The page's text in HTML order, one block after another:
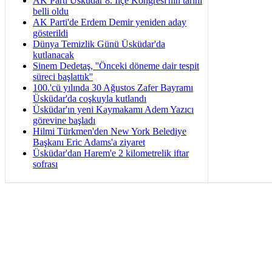
belli oldu
AK Parti'de Erdem Demir yeniden aday
gösterildi
Dünya Temizlik Günü Üsküdar'da
kutlanacak
Sinem Dedetaş, ''Önceki döneme dair tespit
süreci başlattık''
100.'cü yılında 30 Ağustos Zafer Bayramı
Üsküdar'da coşkuyla kutlandı
Üsküdar'ın yeni Kaymakamı Adem Yazıcı
görevine başladı
Hilmi Türkmen'den New York Belediye
Başkanı Eric Adams'a ziyaret
Üsküdar'dan Harem'e 2 kilometrelik iftar
sofrası